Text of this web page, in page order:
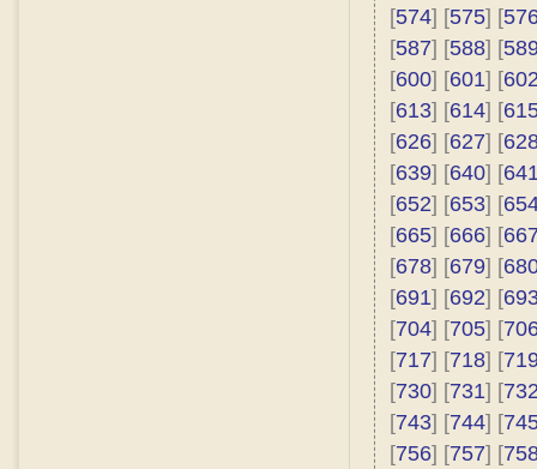
[574] [575] [
[587] [588] [
[600] [601] [
[613] [614] [
[626] [627] [
[639] [640] [
[652] [653] [
[665] [666] [
[678] [679] [
[691] [692] [
[704] [705] [
[717] [718] [
[730] [731] [
[743] [744] [
[756] [757] [